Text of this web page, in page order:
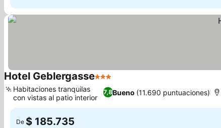
Hotel Geblergasse3 Estrellas
7,8Bueno (11.690 puntuaciones)
Habitaciones tranquilas
con vistas al patio interior
De $ 185.735